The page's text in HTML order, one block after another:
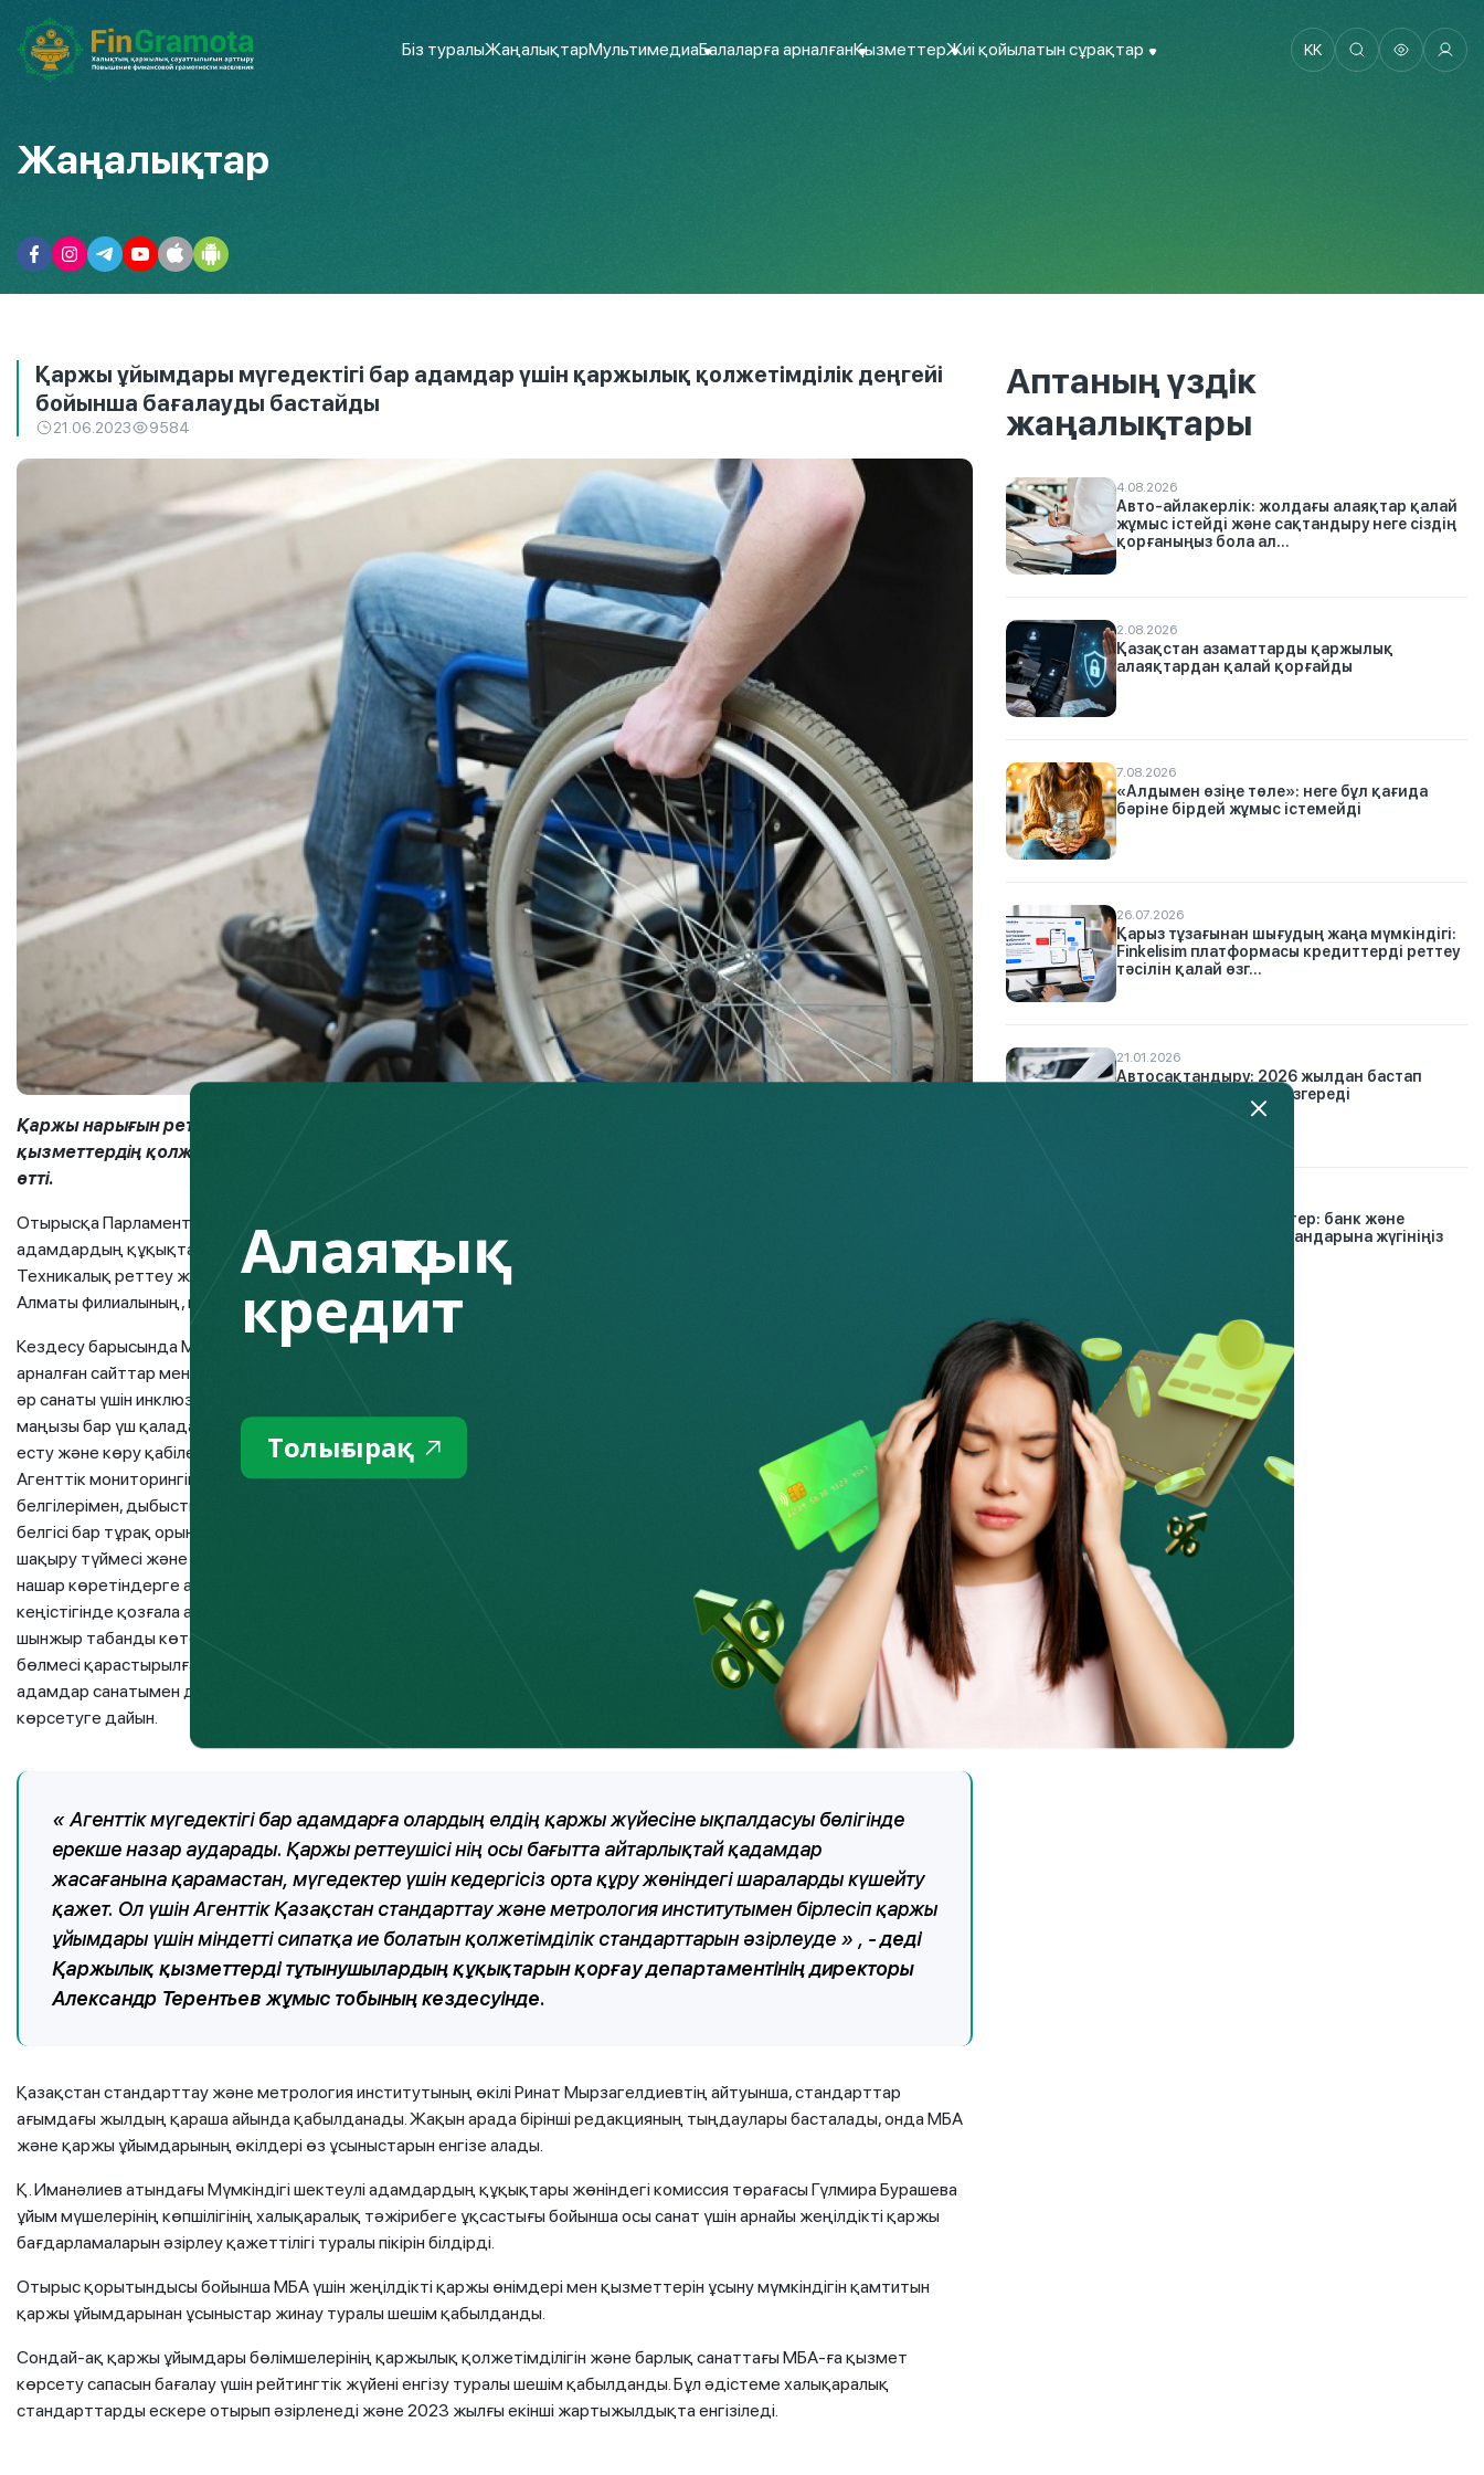
Біз туралыЖаңалықтарМультимедиаБалаларға арналғанҚызметтерЖиі қойылатын сұрақтар KK
Жаңалықтар
Қаржы ұйымдары мүгедектігі бар адамдар үшін қаржылық қолжетімділік деңгейі
бойынша бағалауды бастайды
21.06.2023 9584
Қаржы нарығын реттеу және дамыту агенттігінде Мүгедектігі бар адамдар (МБА) үшін қаржылық
қызметтердің қолжетімділігі мен сапасын арттыру мәселелері жөніндегі жұмыс тобының кезекті отырысы
өтті.
Отырысқа Парламент Мәжілісінің депутаты Кенжеғұл Сейітжан, Қ. Иманәлиев атындағы Мүмкіндігі шектеулі
адамдардың құқықтары жөніндегі комиссия төрағасы Гүлмира Бурашева, Сауда және интеграция министрлігі
Техникалық реттеу және метрология комитетінің «Қазақстан стандарттау және метрология институты» ШЖҚ РМК
Алматы филиалының, қаржы ұйымдарының және Қазақстан қаржыгерлері қауымдастығының өкілдері қатысты.
Кездесу барысында МБА үшін қаржы ұйымдарының нақты қолжетімділігі, есту және көру қабілеті нашар адамдарға
арналған сайттар мен мобильді қосымшаларды бейімдеу мәселелері талқыланды. Қаржы ұйымдарының өкілдері МБА
әр санаты үшін инклюзивті бөлімшелер құру бойынша бөлімшелерді жаңғырту туралы айтты. Бүгінгі күні республикалық
маңызы бар үш қалада: Астана, Алматы және Шымкент қалаларында банктің
тірек-қимыл аппараты,
есту және көру қабілеті бұзылған адамдардың қажеттіліктеріне бейімделген. Банктердің ақпараты бойынша және
Агенттік мониторингінің нәтижелері бойынша осы қалалардағы бөлімшелер қозғалыс жолдарының тактильді
белгілерімен, дыбыстық маякпен, тұтқалармен, көлбеу көтергішпен жабдықталған, бөлімшенің жанында «Мүгедек»
белгісі бар тұрақ орындары бар. Бөлімшеге кіре берісте көру қабілеті бұзылған адамдарға арналған персоналды
шақыру түймесі және мнемосызба орналастырылған. Кіру тобы соққыға төзімді материалдан жасалған, есіктерде
нашар көретіндерге арналған сары түсті белгілер бар. Үй-жайдың ішінде мүгедектігі бар адамдар бөлімшенің бүкіл
кеңістігінде қозғала алады: табалдырықтар мен бүйір жақтары жоқ. Пандустарды орнату мүмкін емес бөлімшелерде
шынжыр табанды көтергіштер бар. Сондай-ақ бөлімшелерде мүгедектігі бар адамдарға бейімделген дәретхана
бөлмесі қарастырылған, оған дейінгі қозғалыс жолы тактильді белгілермен жабдықталған. Қызметкерлер үнемі осал
адамдар санатымен дұрыс қарым-қатынас жасау үшін оқытылады және осындай клиенттерге ситуациялық көмек
көрсетуге дайын.
«Агенттік мүгедектігі бар адамдарға олардың елдің қаржы жүйесінеықпалдасуы бөлігінде
ерекше назар аударады. Қаржы реттеушісінің осы бағытта айтарлықтай қадамдар
жасағанына қарамастан, мүгедектер үшін кедергісіз орта құру жөніндегі шараларды күшейту
қажет. Ол үшін Агенттік Қазақстан стандарттау және метрология институтымен бірлесіп қаржы
ұйымдары үшін міндетті сипатқа ие болатын қолжетімділік стандарттарын әзірлеуде » , - деді
Қаржылық қызметтерді тұтынушылардың құқықтарын қорғау департаментінің директоры
Александр Терентьев жұмыс тобының кездесуінде.
Қазақстан стандарттау және метрология институтының өкілі Ринат Мырзагелдиевтің айтуынша, стандарттар
ағымдағы жылдың қараша айында қабылданады. Жақын арада бірінші редакцияның тыңдаулары басталады, онда МБА
және қаржы ұйымдарының өкілдері өз ұсыныстарын енгізе алады.
Қ. Иманәлиев атындағы Мүмкіндігі шектеулі адамдардың құқықтары жөніндегі комиссия төрағасы Гүлмира Бурашева
ұйым мүшелерінің көпшілігінің халықаралық тәжірибеге ұқсастығы бойынша осы санат үшін арнайы жеңілдікті қаржы
бағдарламаларын әзірлеу қажеттілігі туралы пікірін білдірді.
Отырыс қорытындысы бойынша МБА үшін жеңілдікті қаржы өнімдері мен қызметтерін ұсыну мүмкіндігін қамтитын
қаржы ұйымдарынан ұсыныстар жинау туралы шешім қабылданды.
Сондай-ақ қаржы ұйымдары бөлімшелерінің қаржылық қолжетімділігін және барлық санаттағы МБА-ға қызмет
көрсету сапасын бағалау үшін рейтингтік жүйені енгізу туралы шешім қабылданды. Бұл әдістеме халықаралық
стандарттарды ескере отырып әзірленеді және 2023 жылғы екінші жартыжылдықта енгізіледі.
Аптаның үздік
жаңалықтары
4.08.2026
Авто-айлакерлік: жолдағы алаяқтар қалай
жұмыс істейді және сақтандыру неге сіздің
қорғаныңыз бола ал...
2.08.2026
Қазақстан азаматтарды қаржылық
алаяқтардан қалай қорғайды
7.08.2026
«Алдымен өзіңе төле»: неге бұл қағида
бәріне бірдей жұмыс істемейді
26.07.2026
Қарыз тұзағынан шығудың жаңа мүмкіндігі:
Finkelisim платформасы кредиттерді реттеу
тәсілін қалай өзг...
21.01.2026
Автосақтандыру: 2026 жылдан бастап
жүргізушілер үшін не өзгереді
Проблемалық кредиттер: банк және
микроқаржы омбудсмандарына жүгініңіз
Алаяқтық
кредит
Толығырақ